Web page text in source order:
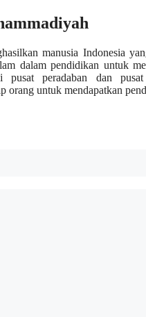
manusia Indonesia
dalam pendidikan untuk
pusat peradaban dan
orang untuk mendapatkan